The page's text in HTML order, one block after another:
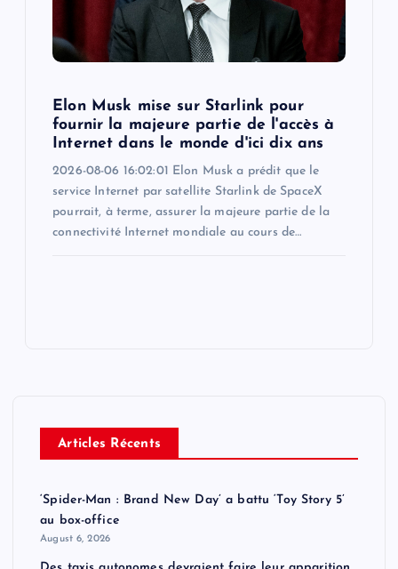
Elon Musk mise sur Starlink pour
fournir la majeure partie de l'accès à
Internet dans le monde d'ici dix ans
2026-08-06 16:02:01 Elon Musk a prédit que le
service Internet par satellite Starlink de SpaceX
pourrait, à terme, assurer la majeure partie de la
connectivité Internet mondiale au cours de…
Articles Récents
‘Spider-Man : Brand New Day’ a battu ‘Toy Story 5’
au box-office
August 6, 2026